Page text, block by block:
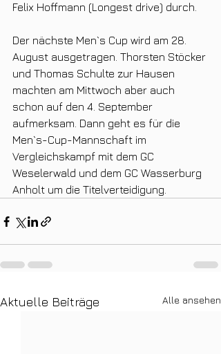
Felix Hoffmann (Longest drive) durch.
Der nächste Men`s Cup wird am 28.
August ausgetragen. Thorsten Stöcker
und Thomas Schulte zur Hausen
machten am Mittwoch aber auch
schon auf den 4. September
aufmerksam. Dann geht es für die
Men`s-Cup-Mannschaft im
Vergleichskampf mit dem GC
Weselerwald und dem GC Wasserburg
Anholt um die Titelverteidigung.
Aktuelle Beiträge Alle ansehen